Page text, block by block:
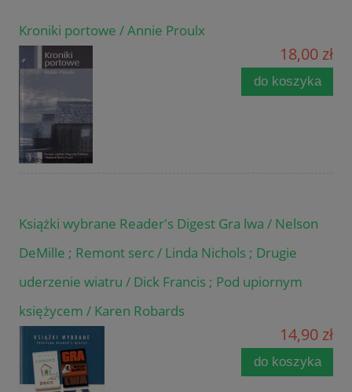
Kroniki portowe / Annie Proulx
18,00 zł
do koszyka
Książki wybrane Reader's Digest Gra lwa / Nelson
DeMille ; Remont serc / Linda Nichols ; Drugie
uderzenie wiatru / Dick Francis ; Pod upiornym
księżycem / Karen Robards
14,90 zł
do koszyka